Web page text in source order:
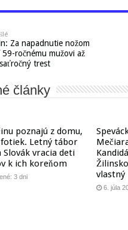
Za napadnutie nožom
59-ročnému mužovi až
trest
články
poznajú z domu,
Letný tábor
Slovák vracia deti
k ich koreňom
3 dni
vlastný
6. júla